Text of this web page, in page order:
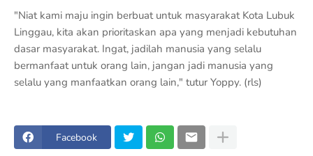
"Niat kami maju ingin berbuat untuk masyarakat Kota Lubuk
Linggau, kita akan prioritaskan apa yang menjadi kebutuhan
dasar masyarakat. Ingat, jadilah manusia yang selalu
bermanfaat untuk orang lain, jangan jadi manusia yang
selalu yang manfaatkan orang lain," tutur Yoppy. (rls)
Facebook